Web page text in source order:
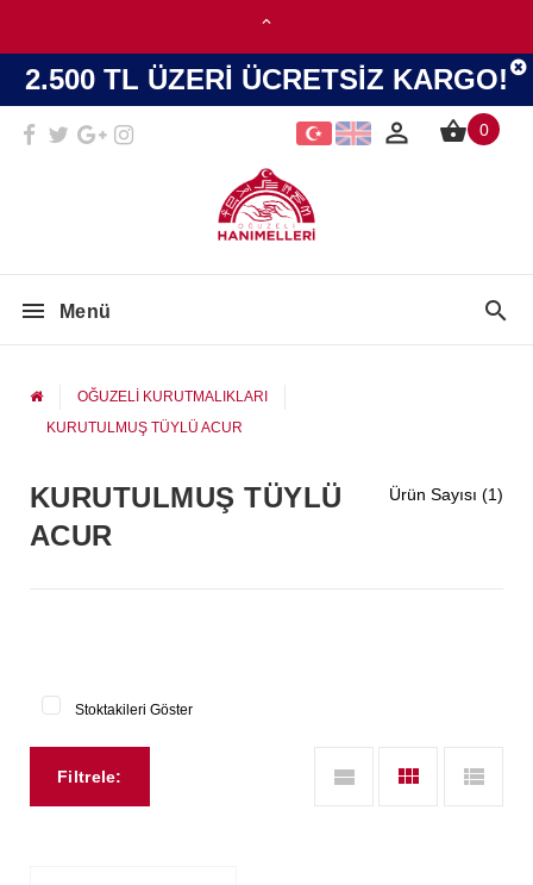
2.500 TL ÜZERİ ÜCRETSİZ KARGO!
0
Menü
OĞUZELİ KURUTMALIKLARI
KURUTULMUŞ TÜYLÜ ACUR
Ürün Sayısı (1)
KURUTULMUŞ TÜYLÜ
ACUR
Stoktakileri Göster
Filtrele: